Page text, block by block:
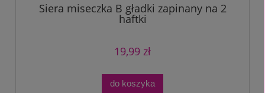
Siera miseczka B gładki zapinany na 2
haftki
19,99 zł
do koszyka